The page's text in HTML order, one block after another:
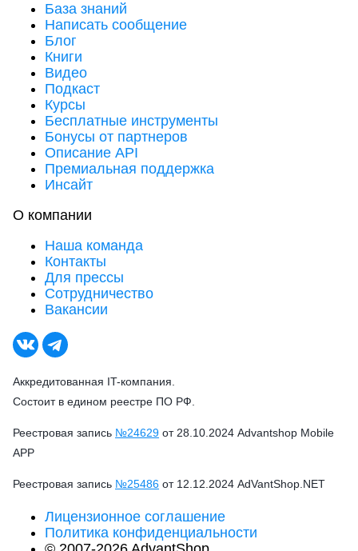
База знаний
Написать сообщение
Блог
Книги
Видео
Подкаст
Курсы
Бесплатные инструменты
Бонусы от партнеров
Описание API
Премиальная поддержка
Инсайт
О компании
Наша команда
Контакты
Для прессы
Сотрудничество
Вакансии
Аккредитованная IT-компания.
Состоит в едином реестре ПО РФ.
Реестровая запись №24629 от 28.10.2024 Advantshop Mobile
APP
Реестровая запись №25486 от 12.12.2024 AdVantShop.NET
Лицензионное соглашение
Политика конфиденциальности